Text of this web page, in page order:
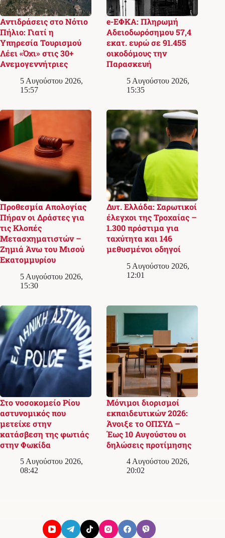
Αντιδράσεις στο Νότιο
Πήλιο: Γιατί η
Υπηρεσία Τουρισμού
Λέει «Όχι» στις 30+
Ανεμογεννήτριες
5 Αυγούστου 2026,
15:57
e-ΕΦΚΑ: Πληρωμή
Αδειοδωρόσημου 57,4
εκατ. ευρώ σε 91.455
οικοδόμους την
Παρασκευή
5 Αυγούστου 2026,
15:35
Προθεσμία Απολογίας
Πήραν οι Δράστες για
τις Κλοπές
Μετασχηματιστών –
Ζημιά Άνω του Μισού
Εκατομμυρίου
5 Αυγούστου 2026,
15:30
Δυτ. Ελλάδα: Σαρωτικοί
έλεγχοι της Τροχαίας –
1.300 πρόστιμα για
ταχύτητα και 146
μεθυσμένοι οδηγοί
5 Αυγούστου 2026,
12:01
Στο νοσοκομείο Ρίου
αστυνομικός που
μετείχε στην
κατάσβεση της φωτιάς
στην Φωκίδα
5 Αυγούστου 2026,
08:42
Μόνιμοι διορισμοί
εκπαιδευτικών 2026:
Άνοιξε το ΟΠΣΥΔ –
Έως 10 Αυγούστου οι
δηλώσεις προτίμησης
4 Αυγούστου 2026,
20:02